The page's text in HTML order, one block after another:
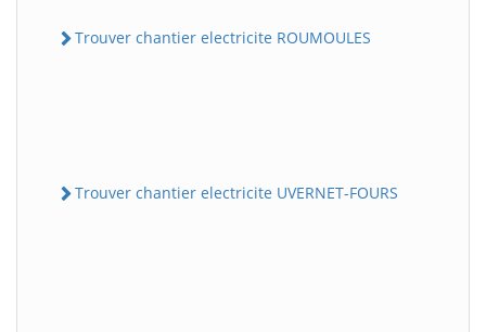
Trouver chantier electricite ROUMOULES
Trouver chantier electricite UVERNET-FOURS